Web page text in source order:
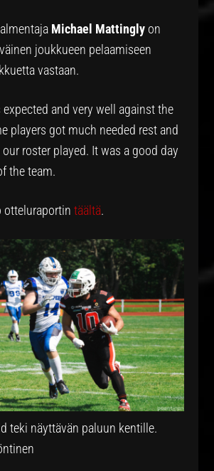
Michael Mattingly on
joukkueen pelaamiseen
vastaan.
expected and very well against the
players got much needed rest and
roster played. It was a good day
the team.
otteluraportintäältä.
teki näyttävän paluun kentille.